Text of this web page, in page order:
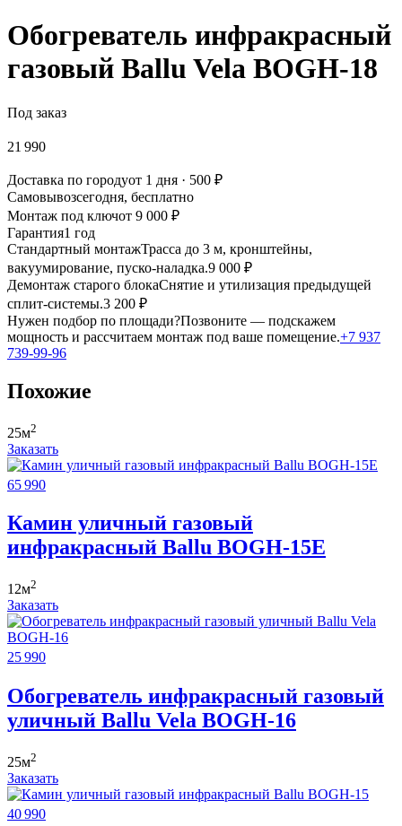
Обогреватель инфракрасный
газовый Ballu Vela BOGH-18
Под заказ
21 990
Доставка по городуот 1 дня · 500 ₽
Самовывозсегодня, бесплатно
Монтаж под ключот 9 000 ₽
Гарантия1 год
Стандартный монтажТрасса до 3 м, кронштейны,
вакуумирование, пуско-наладка.9 000 ₽
Демонтаж старого блокаСнятие и утилизация предыдущей
сплит-системы.3 200 ₽
Нужен подбор по площади?Позвоните — подскажем
мощность и рассчитаем монтаж под ваше помещение.+7 937
739-99-96
Похожие
25м2
Заказать
65 990
Камин уличный газовый
инфракрасный Ballu BOGH-15E
12м2
Заказать
25 990
Обогреватель инфракрасный газовый
уличный Ballu Vela BOGH-16
25м2
Заказать
40 990